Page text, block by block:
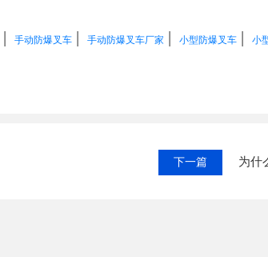
| 手动防爆叉车 | 手动防爆叉车厂家 | 小型防爆叉车 | 小
下一篇 为什